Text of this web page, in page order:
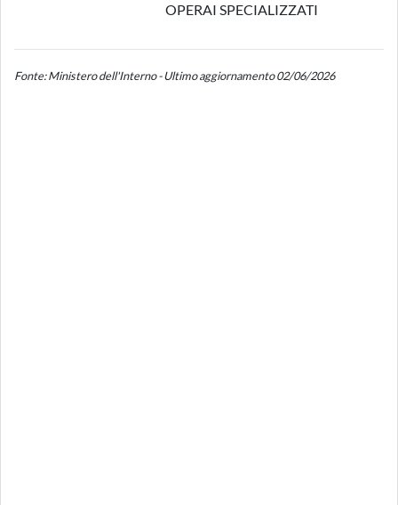
OPERAI SPECIALIZZATI
Fonte: Ministero dell'Interno - Ultimo aggiornamento 02/06/2026